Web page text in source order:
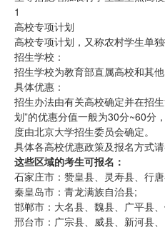
1
高校专项计划
高校专项计划，又称农村学生单
招生学校：
招生学校为教育部直属高校和其
具体优惠：
招生办法由有关高校确定并在招
划”的优惠分值一般为30分~60分
度由北京大学招生委员会确定。
具体各高校优惠政策及报名方式
这些区域的考生可报名：
石家庄市：赞皇县、灵寿县、行
秦皇岛市：青龙满族自治县;
邯郸市：大名县、魏县、广平县
邢台市：广宗县、威县、新河县